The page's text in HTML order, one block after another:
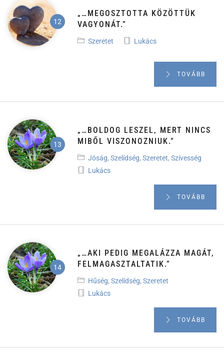
„…MEGOSZTOTTA KÖZÖTTÜK
VAGYONÁT.”
Szeretet Lukács
TOVÁBB
„…BOLDOG LESZEL, MERT NINCS
MIBŐL VISZONOZNIUK.”
Jóság, Szelídség, Szeretet, Szívesség
Lukács
TOVÁBB
„…AKI PEDIG MEGALÁZZA MAGÁT,
FELMAGASZTALTATIK.”
Hűség, Szelídség, Szeretet
Lukács
TOVÁBB